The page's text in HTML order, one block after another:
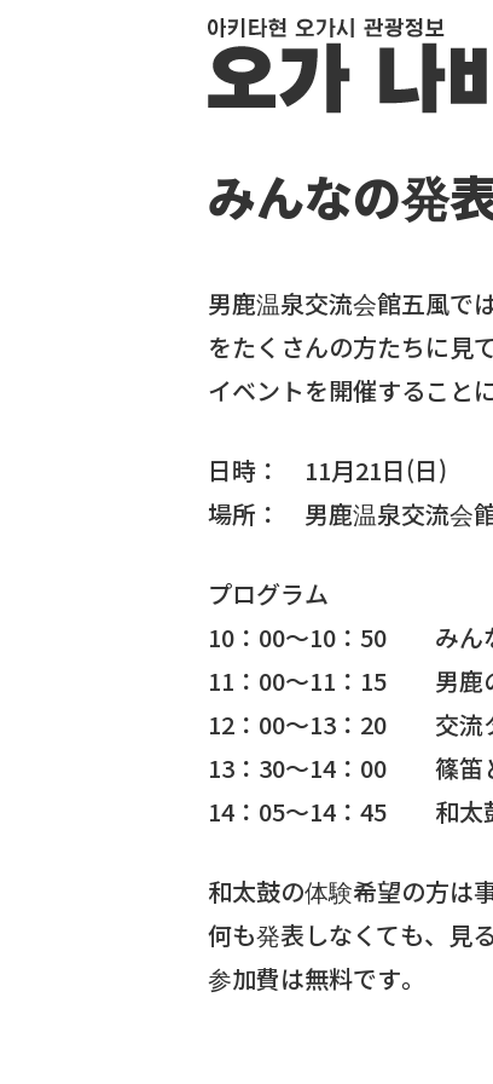
みんなの発
男鹿温泉交流会館五風で
をたくさんの方たちに見
イベントを開催すること
日時： 11月21日(日)
場所： 男鹿温泉交流会
プログラム
10：00～10：50 みん
11：00～11：15 男鹿
12：00～13：20 交流タ
13：30～14：00 篠笛
14：05～14：45 和太
和太鼓の体験希望の方は
何も発表しなくても、見
参加費は無料です。